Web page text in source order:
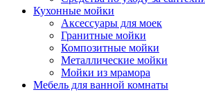
Кухонные мойки
Аксессуары для моек
Гранитные мойки
Композитные мойки
Металлические мойки
Мойки из мрамора
Мебель для ванной комнаты